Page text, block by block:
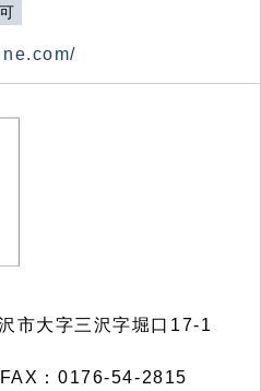
市大字三沢字堀口17-1
：0176-54-2815